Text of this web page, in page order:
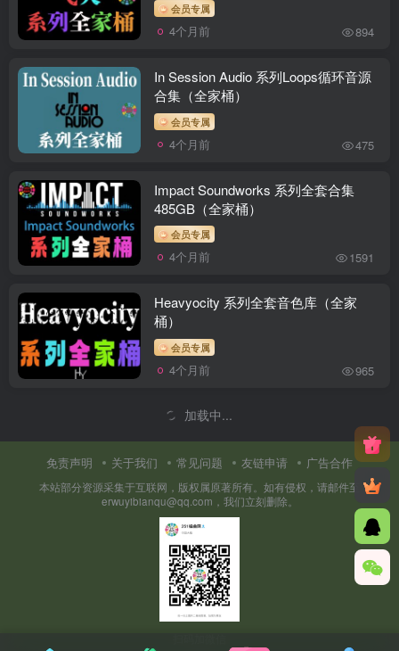
会员专属
4个月前 894
In Session Audio 系列Loops循环音源
合集（全家桶）
会员专属
4个月前 475
Impact Soundworks 系列全套合集
485GB（全家桶）
会员专属
4个月前 1591
Heavyocity 系列全套音色库（全家
桶）
会员专属
4个月前 965
Emergence Audio 系列全套音源音色
会员专属
4个月前 757
AudioBro Lass 拉丝系列合集（全家
桶）
会员专属
4个月前